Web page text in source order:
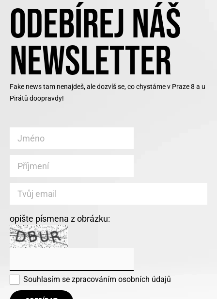
ODEBÍREJ NÁŠ
NEWSLETTER
Fake news tam nenajdeš, ale dozvíš se, co chystáme v Praze 8 a u
Pirátů doopravdy!
opište písmena z obrázku:
Souhlasím se zpracováním osobních údajů